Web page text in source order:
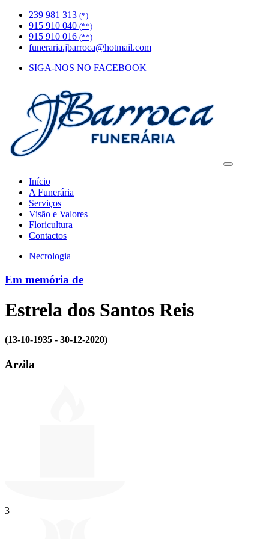
239 981 313 (*)
915 910 040 (**)
915 910 016 (**)
funeraria.jbarroca@hotmail.com
SIGA-NOS NO FACEBOOK
Início
A Funerária
Serviços
Visão e Valores
Floricultura
Contactos
Necrologia
Em memória de
Estrela dos Santos Reis
(13-10-1935 - 30-12-2020)
Arzila
3